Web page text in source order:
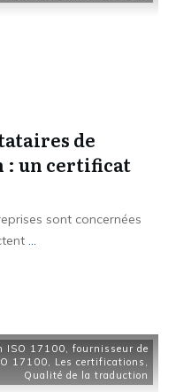
de
: un certificat
sont concernées
...
ISO 17100, fournisseur de
17100, Les certifications ,
Qualité de la traduction